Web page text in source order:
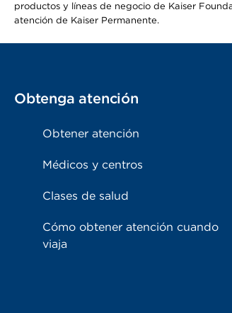
productos y líneas de negocio de Kaiser
atención de Kaiser Permanente.
Obtenga atención
Obtener atención
Médicos y centros
Clases de salud
Cómo obtener atención cuando
viaja